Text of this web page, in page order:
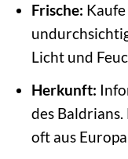
Frische:
Licht und
Herkunft:
des
oft aus